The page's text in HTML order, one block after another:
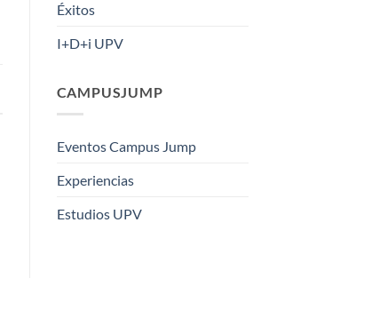
Éxitos
I+D+i UPV
CAMPUSJUMP
Eventos Campus Jump
Experiencias
Estudios UPV